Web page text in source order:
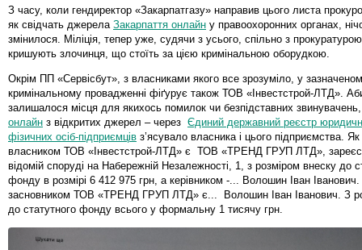
З часу, коли гендиректор «Закарпатгазу» направив цього листа
як свідчать джерела Закарпаття онлайн у правоохоронних органах,
змінилося. Міліція, тепер уже, судячи з усього, спільно з
кришують злочинця, що стоїть за цією кримінальною оборудкою.
Окрім ПП «Сервісбут», з власниками якого все зрозуміло, у
кримінальному провадженні фіґурує також ТОВ «Інвестстрой-ЛТД».
залишалося місця для якихось помилок чи безпідставних
онлайн з відкритих джерел – через Єдиний державний реєстр
фізичних осіб-підприємців з’ясувало власника і цього підприємства.
власником ТОВ «Інвестстрой-ЛТД» є ТОВ «ТРЕНД ГРУП ЛТД»,
відомій споруді на Набережній Незалежності, 1, з розміром внеску до
фонду в розмірі 6 412 975 грн, а керівником -... Волошин Іван Іванович.
засновником ТОВ «ТРЕНД ГРУП ЛТД» є... Волошин Іван Іванович. З
до статутного фонду всього у формальну 1 тисячу грн.